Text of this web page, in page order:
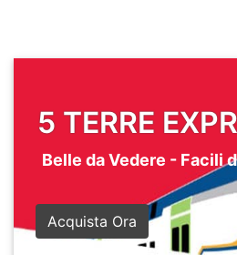
5 TERRE
Belle da Vedere - Facili
Acquista Ora